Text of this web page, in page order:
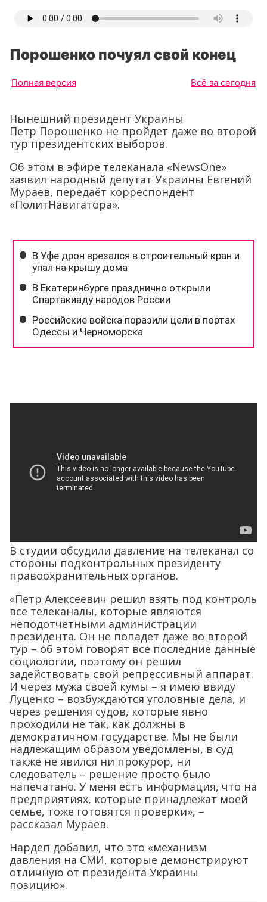
Порошенко почуял свой конец
Полная версия Всё за сегодня
Нынешний президент Украины
Петр Порошенко не пройдет даже во второй
тур президентских выборов.
Об этом в эфире телеканала «NewsOne»
заявил народный депутат Украины Евгений
Мураев, передаёт корреспондент
«ПолитНавигатора».
В студии обсудили давление на телеканал со
стороны подконтрольных президенту
правоохранительных органов.
«Петр Алексеевич решил взять под контроль
все телеканалы, которые являются
неподотчетными администрации
президента. Он не попадет даже во второй
тур – об этом говорят все последние данные
социологии, поэтому он решил
задействовать свой репрессивный аппарат.
И через мужа своей кумы – я имею ввиду
Луценко – возбуждаются уголовные дела, и
через решения судов, которые явно
проходили не так, как должны в
демократичном государстве. Мы не были
надлежащим образом уведомлены, в суд
также не явился ни прокурор, ни
следователь – решение просто было
напечатано. У меня есть информация, что на
предприятиях, которые принадлежат моей
семье, тоже готовятся проверки», –
рассказал Мураев.
Нардеп добавил, что это «механизм
давления на СМИ, которые демонстрируют
отличную от президента Украины
позицию».